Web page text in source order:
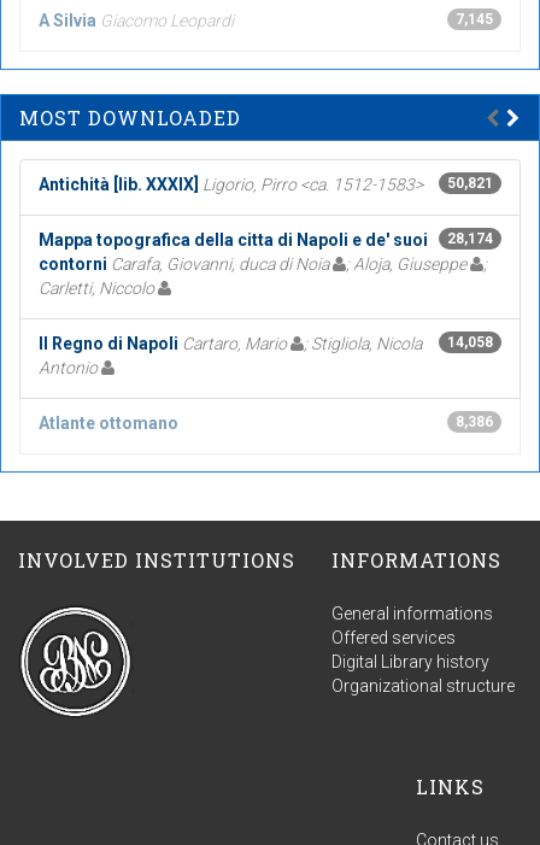
7,145
A Silvia Giacomo Leopardi
MOST DOWNLOADED
50,821
Antichità [lib. XXXIX] Ligorio, Pirro <ca. 1512-1583>
28,174
Mappa topografica della citta di Napoli e de' suoi
contorni Carafa, Giovanni, duca di Noia ; Aloja, Giuseppe
;
Carletti, Niccolo
14,058
Il Regno di Napoli Cartaro, Mario
; Stigliola, Nicola
Antonio
8,386
Atlante ottomano
INVOLVED INSTITUTIONS INFORMATIONS
General informations
Offered services
Digital Library history
Organizational structure
LINKS
Contact us